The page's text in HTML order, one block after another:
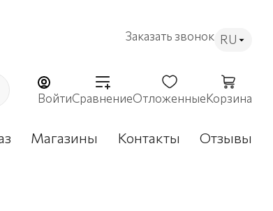
Заказать звонок RU
ВойтиСравнениеОтложенныеКорзина
Магазины Контакты Отзывы